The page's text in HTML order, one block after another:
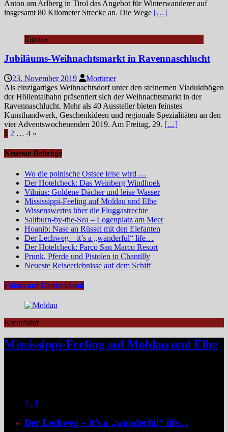
Anton am Arlberg in Tirol das Angebot für Winterwanderer auf
insgesamt 80 Kilometer Strecke an. Die Wege […]
Europa
Jubiläums-Weihnachtsmarkt in Ravennaschlucht
23. November 2019
Mortimer
Als einzigartiges Weihnachtsdorf unter den steinernen Viaduktbögen
der Höllentalbahn präsentiert sich der Weihnachtsmarkt in der
Ravennaschlucht. Mehr als 40 Aussteller bieten feinstes
Kunsthandwerk, Geschenkideen und regionale Spezialitäten an den
vier Adventswochenenden 2019. Am Freitag, 29. […]
Seitennummerierung
der
1 2 … 4 »
Neueste Beiträge
Wo die polnische Ostsee leise wird …
Der Hotelcheck: Das Weinberg Windhoek
Vilnius: Goldene Dächer und leise Wasser
Mississippi-Feeling auf Moldau und Elbe
Wissenswertes über die Fluggastrechte
Saltburn-by-the-Sea – Logenplatz am Meer
Hoanib: Nase an Rüssel mit den Elefanten
Der Lechweg – it’s a „wanderful“ life…
Der Hotelcheck: Parco San Marco Resort
Prunk, Pferde und Pistolen in Chantilly
Neueste Reiseerlebnisse auf dem Schiff
Fokus auf Deutschland
Kreuzfahrt
Mississippi-Feeling auf Moldau und Elbe
[...]
Der Lechweg – it’s a „wanderful“ life…